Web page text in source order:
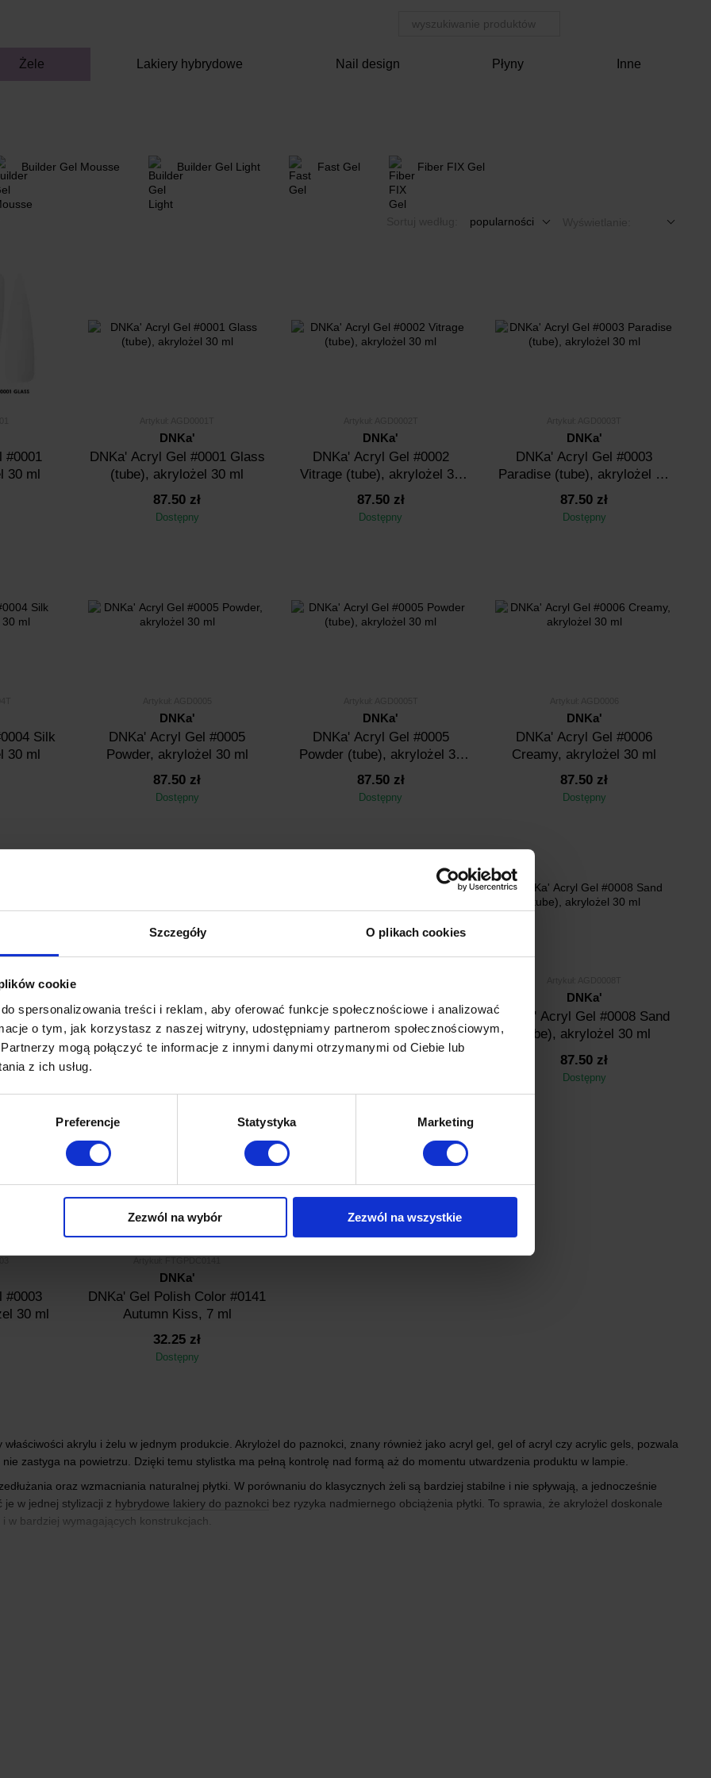
Szczegóły O plikach cookies
cookie
spersonalizowania treści i reklam, aby oferować funkcje społecznościowe i analizować
o tym, jak korzystasz z naszej witryny, udostępniamy partnerom społecznościowym,
mogą połączyć te informacje z innymi danymi otrzymanymi od Ciebie lub
z ich usług.
Preferencje Statystyka Marketing
Zezwól na wybór Zezwól na wszystkie
Żele Lakiery hybrydowe Nail design Płyny Inne
Builder Gel Mousse Builder Gel Light Fast Gel Fiber FIX Gel
popularności
akrylu i żelu w jednym produkcie. Akrylożel do paznokci, znany również jako acryl gel, gel of acryl czy acrylic gels, pozwala
zastyga na powietrzu. Dzięki temu stylistka ma pełną kontrolę nad formą aż do momentu utwardzenia produktu w lampie.
oraz wzmacniania naturalnej płytki. W porównaniu do klasycznych żeli są bardziej stabilne i nie spływają, a jednocześnie
je w jednej stylizacji z hybrydowe lakiery do paznokci bez ryzyka nadmiernego obciążenia płytki. To sprawia, że akrylożel doskonale
w bardziej wymagających konstrukcjach.
i różnorodnych potrzebach klientek. Materiał ten świetnie sprawdza się przy przedłużaniu na formie, pracy na tipsach oraz przy
płytek, gdzie klasyczna hybryda może okazać się niewystarczająca. Stylizacje wykonane przy użyciu acryl gel są
w noszeniu, co ma duże znaczenie dla klientek prowadzących aktywny tryb życia.
30 ml
DNKa'
DNKa' Аcryl Gel #0001 Glass
(tube), akrylożel 30 ml
87.50 zł
Dostępny
DNKa'
DNKa' Аcryl Gel #0002
Vitrage (tube), akrylożel 30
ml
87.50 zł
Dostępny
DNKa'
DNKa' Аcryl Gel #0003
Paradise (tube), akrylożel 30
ml
87.50 zł
Dostępny
Silk
30 ml
DNKa'
DNKa' Аcryl Gel #0005
Powder, akrylożel 30 ml
87.50 zł
Dostępny
DNKa'
DNKa' Аcryl Gel #0005
Powder (tube), akrylożel 30
ml
87.50 zł
Dostępny
DNKa'
DNKa' Аcryl Gel #0006
Creamy, akrylożel 30 ml
87.50 zł
Dostępny
Elixir,
ml
DNKa' Аcryl Gel #0007 Elixir
(tube), akrylożel 30 ml
DNKa' Аcryl Gel #0008 Sand,
akrylożel 30 ml
DNKa'
DNKa' Аcryl Gel #0008 Sand
(tube), akrylożel 30 ml
87.50 zł
Dostępny
#0003
30 ml
DNKa'
DNKa' Gel Polish Color #0141
Autumn Kiss, 7 ml
32.25 zł
Dostępny